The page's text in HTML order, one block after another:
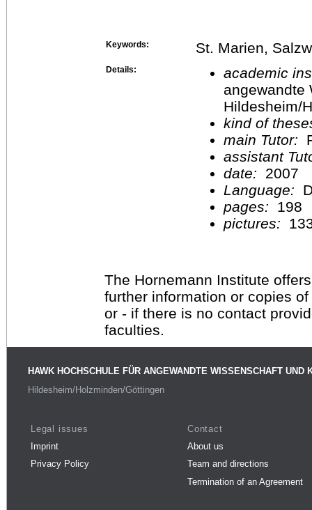
Keywords: St. Marien,
Details:
academic
angewandte
Hildesheim/
kind of
main Tutor:
assistant
date:
2007
Language:
pages:
198
pictures:
The Hornemann Institute
further information or copies
or - if there is no contact
faculties.
HAWK HOCHSCHULE FÜR ANGEWANDTE WISSENSCHAFT UND
Hildesheim/Holzminden/Göttingen
Legal issues
Imprint
Privacy Policy
Contact
About us
Team and directions
Termination of an Agreement